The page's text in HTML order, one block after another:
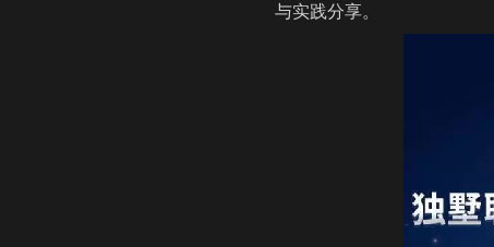
与实践分享。